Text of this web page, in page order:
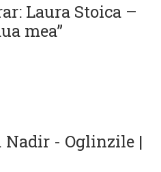
Laura Stoica –
mea”
Nadir - Oglinzile |